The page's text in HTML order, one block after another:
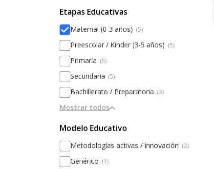
Altas Capacidades
Etapas Educativas
Maternal (0-3 años) (5)
Preescolar / Kinder (3-5 años) (5)
Primaria (5)
Secundaria (5)
Bachillerato / Preparatoria (3)
Mostrar todos
Modelo Educativo
Metodologías activas / innovación (2)
Genérico (1)